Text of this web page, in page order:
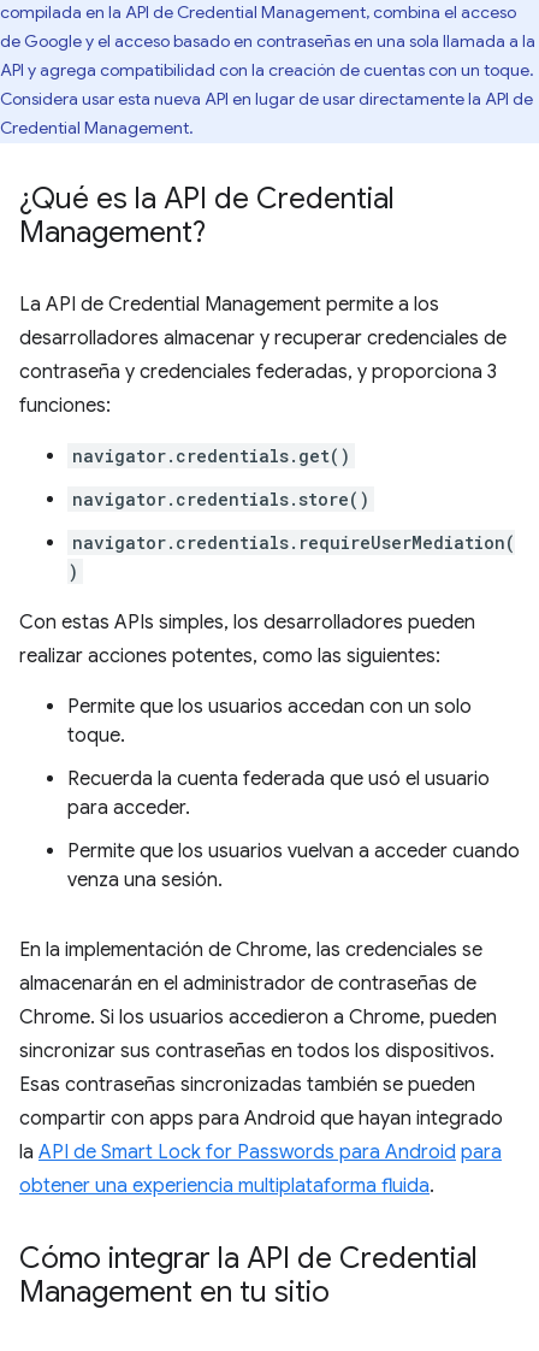
compilada en la API de Credential Management, combina el acceso
de Google y el acceso basado en contraseñas en una sola llamada a la
API y agrega compatibilidad con la creación de cuentas con un toque.
Considera usar esta nueva API en lugar de usar directamente la API de
Credential Management.
¿Qué es la API de Credential
Management?
La API de Credential Management permite a los
desarrolladores almacenar y recuperar credenciales de
contraseña y credenciales federadas, y proporciona 3
funciones:
navigator.credentials.get()
navigator.credentials.store()
navigator.credentials.requireUserMediation(
)
Con estas APIs simples, los desarrolladores pueden
realizar acciones potentes, como las siguientes:
Permite que los usuarios accedan con un solo
toque.
Recuerda la cuenta federada que usó el usuario
para acceder.
Permite que los usuarios vuelvan a acceder cuando
venza una sesión.
En la implementación de Chrome, las credenciales se
almacenarán en el administrador de contraseñas de
Chrome. Si los usuarios accedieron a Chrome, pueden
sincronizar sus contraseñas en todos los dispositivos.
Esas contraseñas sincronizadas también se pueden
compartir con apps para Android que hayan integrado
la API de Smart Lock for Passwords para Android para
obtener una experiencia multiplataforma fluida.
Cómo integrar la API de Credential
Management en tu sitio